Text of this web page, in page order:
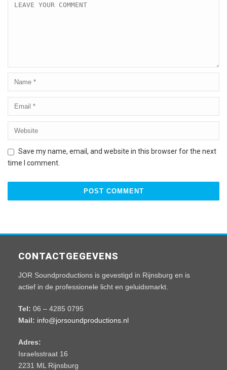
Save my name, email, and website in this browser for the next
time I comment.
CONTACTGEGEVENS
JOR Soundproductions is gevestigd in Rijnsburg en is
actief in de professionele licht en geluidsmarkt.
Tel: 06 – 4285 0795
Mail: info@jorsoundproductions.nl
Adres:
Israelsstraat 16
2231 ML Rijnsburg